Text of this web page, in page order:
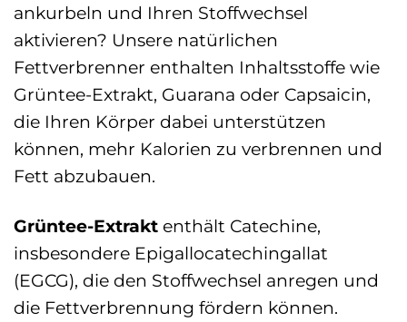
ankurbeln und Ihren Stoffwechsel
aktivieren? Unsere natürlichen
Fettverbrenner enthalten Inhaltsstoffe wie
Grüntee-Extrakt, Guarana oder Capsaicin,
die Ihren Körper dabei unterstützen
können, mehr Kalorien zu verbrennen und
Fett abzubauen.
Grüntee-Extrakt enthält Catechine,
insbesondere Epigallocatechingallat
(EGCG), die den Stoffwechsel anregen und
die Fettverbrennung fördern können.